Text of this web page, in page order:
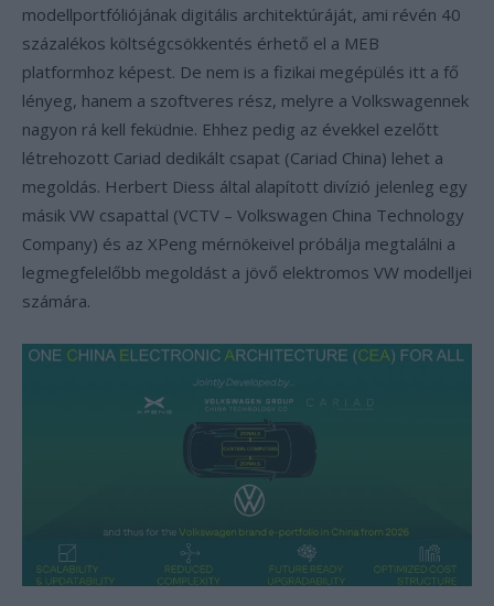
modellportfóliójának digitális architektúráját, ami révén 40
százalékos költségcsökkentés érhető el a MEB
platformhoz képest. De nem is a fizikai megépülés itt a fő
lényeg, hanem a szoftveres rész, melyre a Volkswagennek
nagyon rá kell feküdnie. Ehhez pedig az évekkel ezelőtt
létrehozott Cariad dedikált csapat (Cariad China) lehet a
megoldás. Herbert Diess által alapított divízió jelenleg egy
másik VW csapattal (VCTV – Volkswagen China Technology
Company) és az XPeng mérnökeivel próbálja megtalálni a
legmegfelelőbb megoldást a jövő elektromos VW modelljei
számára.